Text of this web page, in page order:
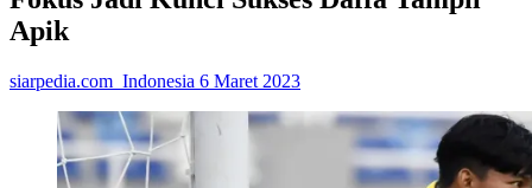
Apik
siarpedia.com_Indonesia 6 Maret 2023